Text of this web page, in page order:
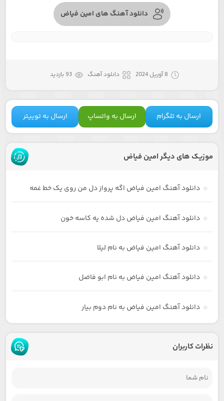
دانلود آهنگ های امین فیاض
8 آوریل 2024 دانلود آهنگ 93 بازدید
ارسال به تلگرام ارسال به واتساپ ارسال به توییتر
موزیک های دیگر امین فیاض
دانلود آهنگ امین فیاض اگه پرواز دل من روی یک خط غمه
دانلود آهنگ امین فیاض دل شده یه کاسه خون
دانلود آهنگ امین فیاض به نام لیلا
دانلود آهنگ امین فیاض به نام ابو فاضل
دانلود آهنگ امین فیاض به نام دوم بیار
نظرات کاربران